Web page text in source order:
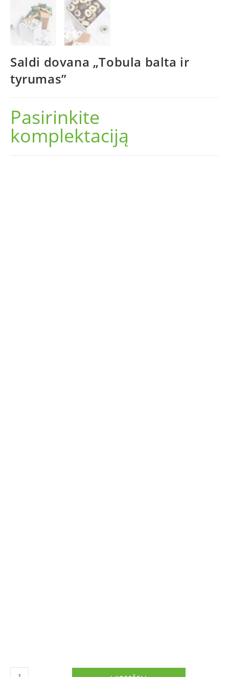
Saldi dovana „Tobula balta ir
tyrumas”
Pasirinkite
komplektaciją